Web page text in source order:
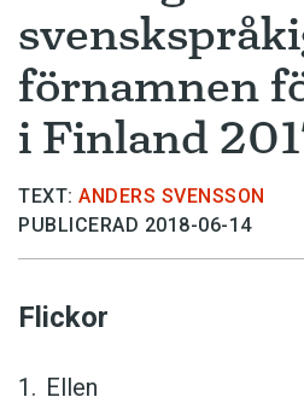
förnamnen
i Finland
TEXT: ANDERS SVENSSON
PUBLICERAD 2018-06-14
Flickor
Ellen